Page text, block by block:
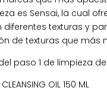
es Sensai, la cual
diferentes texturas y
de texturas que más
paso 1 de limpieza de
CLEANSING OIL 150 ML